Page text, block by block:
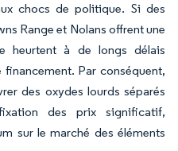
chocs de politique. Si des
Range et Nolans offrent une
heurtent à de longs délais
Par conséquent,
des oxydes lourds séparés
des prix significatif,
sur le marché des éléments